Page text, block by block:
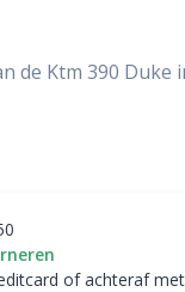
de Ktm 390 Duke
of achteraf